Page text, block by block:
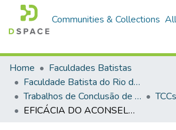
Communities & Collections
Home
Faculdades Batistas
Faculdade Batista do Rio de Janeiro (FABAT-RJ)
Trabalhos de Conclusão de Curso (TCC)
EFICÁCIA DO ACONSELHAMENTO PASTORAL DO TOXICOMANO